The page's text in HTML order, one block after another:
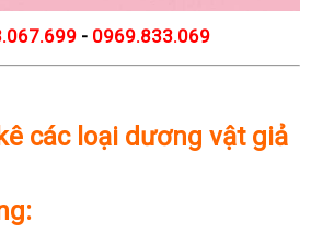
- 0969.833.069
các loại dương vật giả